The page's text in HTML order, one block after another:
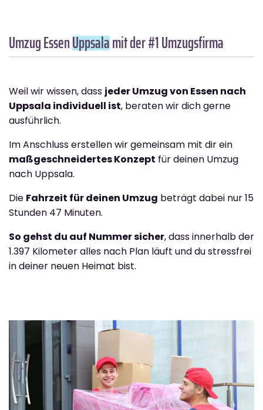
Umzug EssenUppsalamit der #1 Umzugsfirma
Weil wir wissen, dass jeder Umzug von Essen nach
Uppsala individuell ist, beraten wir dich gerne
ausführlich.
Im Anschluss erstellen wir gemeinsam mit dir ein
maßgeschneidertes Konzept für deinen Umzug
nach Uppsala.
Die Fahrzeit für deinen Umzug beträgt dabei nur 15
Stunden 47 Minuten.
So gehst du auf Nummer sicher, dass innerhalb der
1.397 Kilometer alles nach Plan läuft und du stressfrei
in deiner neuen Heimat bist.